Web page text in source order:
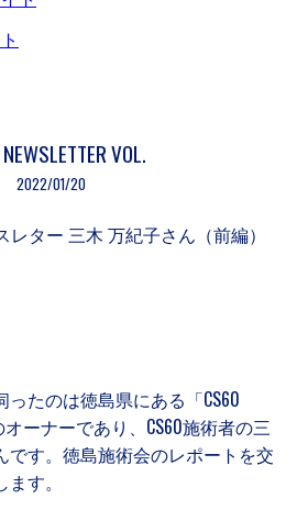
VOL.
2022/01/20
レター 三木 万紀子さん（前編）
ったのは徳島県にある「CS60
オーナーであり、CS60施術者の三
です。徳島施術会のレポートを交
す。